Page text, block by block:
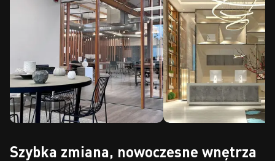
Szybka zmiana, nowoczesne wnętrza